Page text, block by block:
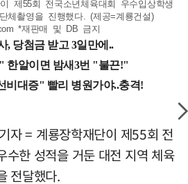
제55회 전국소년체육대회 우수입상학생
체촬영을 진행했다. (제공=계룡건설)
*재판매 및 DB 금지
자 = 계룡장학재단이 제55회 전
수한 성적을 거둔 대전 지역 체육
전달했다.